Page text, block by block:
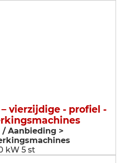
vierzijdige - profiel -
/ Aanbieding >
kW 5 st